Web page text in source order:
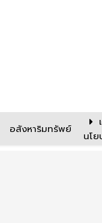
อสังหาริมทรัพย์
นโย